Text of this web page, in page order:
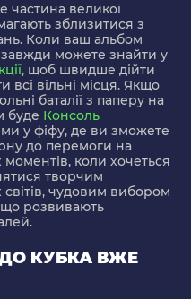
частина великої
зблизитися з
Коли ваш альбом
можете знайти у
, щоб швидше дійти
всі вільні місця. Якщо
баталії з паперу на
буде Консоль
у фіфу, де ви зможете
до перемоги на
коли хочеться
творчим
чудовим вибором
розвивають
КУБКА ВЖЕ